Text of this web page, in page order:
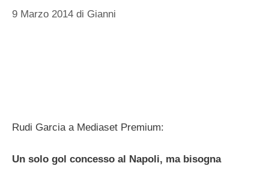
9 Marzo 2014 di Gianni
Rudi Garcia a Mediaset Premium:
Un solo gol concesso al Napoli, ma bisogna